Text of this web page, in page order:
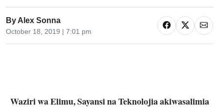
By Alex Sonna
October 18, 2019 | 7:01 pm
Waziri wa Elimu, Sayansi na Teknolojia akiwasalimia